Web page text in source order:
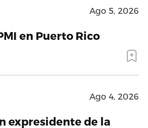
Ago 5, 2026
en Puerto Rico
Ago 4, 2026
expresidente de la